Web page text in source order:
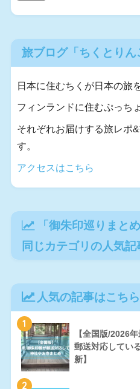
旅ブログ「ちくとりん
日本に住むちくが日本の旅
フィンランドに住むぷっち
それぞれお届けする旅レポ
す。
アクセスはこちら
「御朱印巡りまとめ
同じカテゴリの人気記
人気の記事はこちら
1
【全国版/2026
郵送対応してい
新】
2